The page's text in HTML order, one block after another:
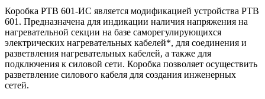
Коробка РТВ 601-ИС является модификацией устройства РТВ
601. Предназначена для индикации наличия напряжения на
нагревательной секции на базе саморегулирующихся
электрических нагревательных кабелей*, для соединения и
разветвления нагревательных кабелей, а также для
подключения к силовой сети. Коробка позволяет осуществить
разветвление силового кабеля для создания инженерных
сетей.